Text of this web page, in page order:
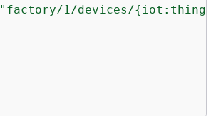
"factory/1/devices/{